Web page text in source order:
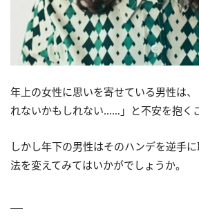
年上の女性に思いを寄せている男性は
れないかもしれない……」と不安を抱く
しかし年下の男性はそのハンデを逆手
法を変えてみてはいかがでしょうか。